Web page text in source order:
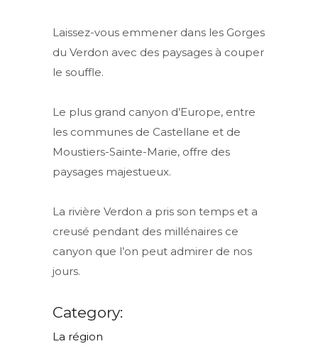
Laissez-vous emmener dans les Gorges
du Verdon avec des paysages à couper
le souffle.
Le plus grand canyon d’Europe, entre
les communes de Castellane et de
Moustiers-Sainte-Marie, offre des
paysages majestueux.
La rivière Verdon a pris son temps et a
creusé pendant des millénaires ce
canyon que l’on peut admirer de nos
jours.
Category:
La région